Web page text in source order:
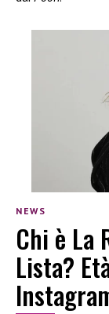
NEWS
Chi è La
Lista?